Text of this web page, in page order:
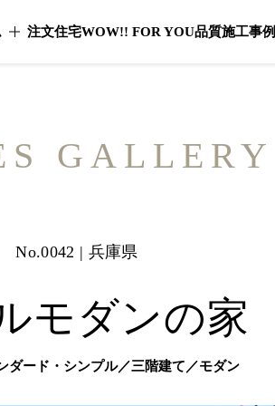
モレスプレミアムのメニューを開く
注文住宅WOW!! FOR YOU品質施工事例
GALLERY
No.0042 | 兵庫県
モダンの家
ダード・シンプル／三階建て／モダン